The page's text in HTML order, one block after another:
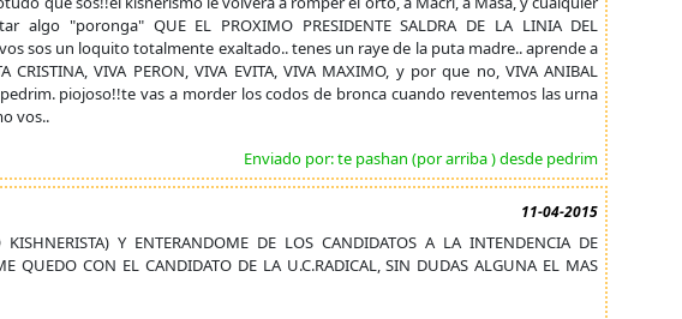
"poronga" QUE EL PROXIMO PRESIDENTE SALDRA DE LA LINIA DEL
sos un loquito totalmente exaltado.. tenes un raye de la puta madre.. aprende a
CRISTINA, VIVA PERON, VIVA EVITA, VIVA MAXIMO, y por que no, VIVA ANIBAL
pedrim. piojoso!!te vas a morder los codos de bronca cuando reventemos las urna
vos..
Enviado por: te pashan (por arriba ) desde pedrim
11-04-2015
Y ENTERANDOME DE LOS CANDIDATOS A LA INTENDENCIA DE
QUEDO CON EL CANDIDATO DE LA U.C.RADICAL, SIN DUDAS ALGUNA EL MAS